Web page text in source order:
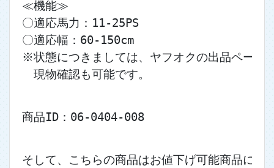
≪機能≫
〇適応馬力：11-25PS
〇適応幅：60-150cm
※状態につきましては、ヤフオクの出品ページ
現物確認も可能です。
商品ID：06-0404-008
そして、こちらの商品はお値下げ可能商品にな